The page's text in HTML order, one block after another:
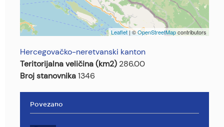
Leaflet | ©OpenStreetMapcontributors
Hercegovačko-neretvanski kanton
Teritorijalna veličina (km2) 286.00
Broj stanovnika1346
Povezano